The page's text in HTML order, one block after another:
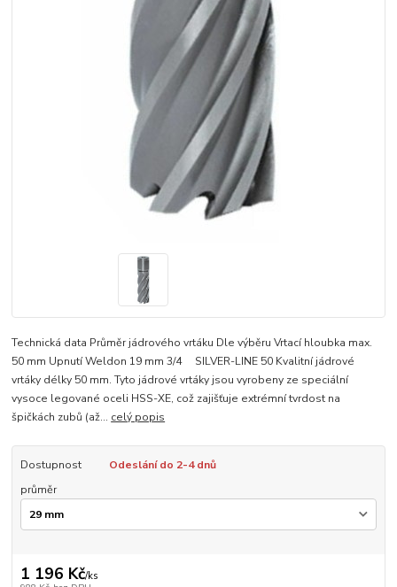
Technická data Průměr jádrového vrtáku Dle výběru Vrtací hloubka max.
50 mm Upnutí Weldon 19 mm 3/4 SILVER-LINE 50 Kvalitní jádrové
vrtáky délky 50 mm. Tyto jádrové vrtáky jsou vyrobeny ze speciální
vysoce legované oceli HSS-XE, což zajišťuje extrémní tvrdost na
špičkách zubů (až... celý popis
Dostupnost
Odeslání do 2-4 dnů
průměr
1 196 Kč/ks